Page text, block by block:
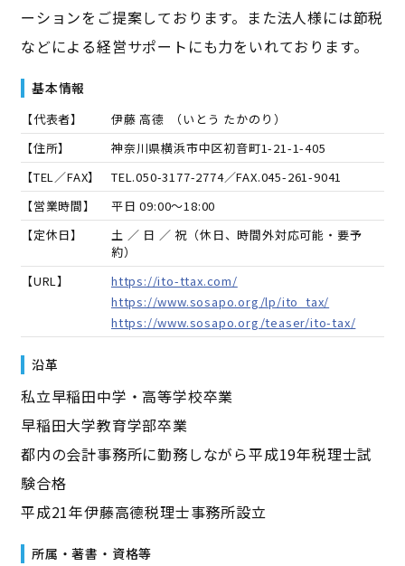
ーションをご提案しております。また法人様には節税
などによる経営サポートにも力をいれております。
基本情報
【代表者】 伊藤 高德 （いとう たかのり ）
【住所】
神奈川県横浜市中区初音町1-21-1-405
【TEL／FAX】
TEL.050-3177-2774／FAX.045-261-9041
【営業時間】
平日 09:00～18:00
【定休日】
土 ／ 日 ／ 祝（休日、時間外対応可能・要予
約）
【URL】
https://ito-ttax.com/
https://www.sosapo.org/lp/ito_tax/
https://www.sosapo.org/teaser/ito-tax/
沿革
私立早稲田中学・高等学校卒業
早稲田大学教育学部卒業
都内の会計事務所に勤務しながら平成19年税理士試
験合格
平成21年伊藤高德税理士事務所設立
所属・著書・資格等